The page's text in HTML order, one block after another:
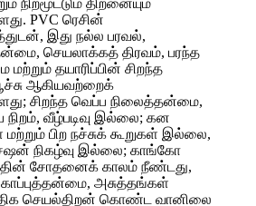
நிறமூட்டும் திறனையும்
PVC ரெசின்
இது நல்ல பரவல்,
செயலாக்கத் திரவம், பரந்த
மற்றும் தயாரிப்பின் சிறந்த
ஆகியவற்றைக்
சிறந்த வெப்ப நிலைத்தன்மை,
நிறம், வீழ்படிவு இல்லை; கன
பிற நச்சுக் கூறுகள் இல்லை,
நிகழ்வு இல்லை; காங்கோ
சோதனைக் காலம் நீண்டது,
காப்புத்தன்மை, அசுத்தங்கள்
செயல்திறன் கொண்ட வானிலை